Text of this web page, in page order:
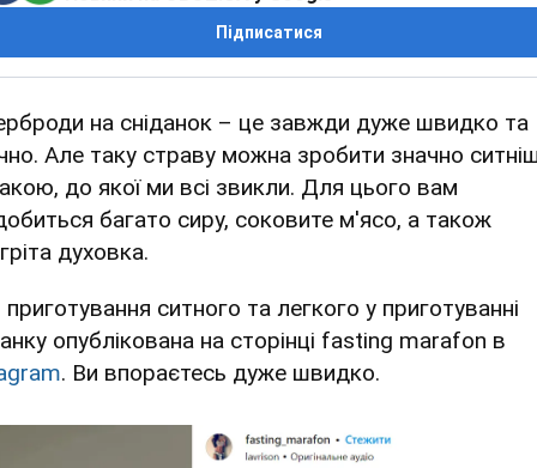
Підписатися
на сніданок – це завжди дуже швидко та
Але таку страву можна зробити значно
до якої ми всі звикли. Для цього вам
багато сиру, соковите м'ясо, а також
духовка.
приготування ситного та легкого у приготуванні
опублікована на сторінці fasting marafon в
. Ви впораєтесь дуже швидко.